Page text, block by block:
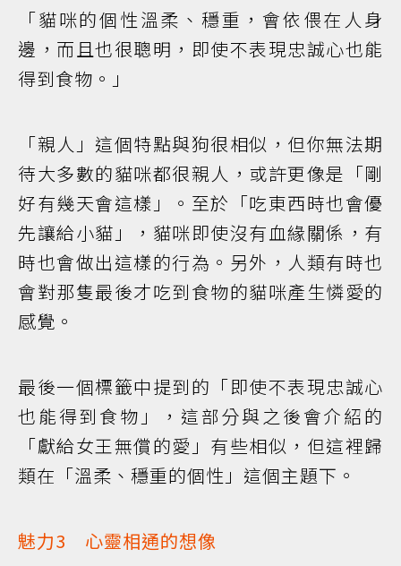
「貓咪的個性溫柔、穩重，會依偎在人身
邊，而且也很聰明，即使不表現忠誠心也能
得到食物。」
「親人」這個特點與狗很相似，但你無法期
待大多數的貓咪都很親人，或許更像是「剛
好有幾天會這樣」。至於「吃東西時也會優
先讓給小貓」，貓咪即使沒有血緣關係，有
時也會做出這樣的行為。另外，人類有時也
會對那隻最後才吃到食物的貓咪產生憐愛的
感覺。
最後一個標籤中提到的「即使不表現忠誠心
也能得到食物」，這部分與之後會介紹的
「獻給女王無償的愛」有些相似，但這裡歸
類在「溫柔、穩重的個性」這個主題下。
魅力3 心靈相通的想像